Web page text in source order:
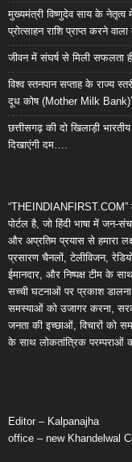
मुख्यमंत्री विष्णुदेव साय के
प्रोत्साहन राशि प्राप्त करने
जीवन में संघर्ष से मिली सफलता
विश्व स्तनपान सप्ताह के राज्य
दूध कोष (Mother Milk
छत्तीसगढ़ की दो खिलाड़ी
दिखाएंगी दम….
“THEINDIANFIRST.COM”
पोर्टल है, जो हिंदी भाषा में
और अप्रतिम प्रयास से हमारा
प्रसारण चैनलों, टेलीविजन,
ईमानदार, और निष्पक्ष टीम के
सच्ची घटनाओं पर प्रकाश
समस्याओं को उजागर करना,
जनता की इच्छाओं, विचारों को
के साथ लोकतांत्रिक परम्पराओं
Editor – Kalpanajha
office – new Khandelwal